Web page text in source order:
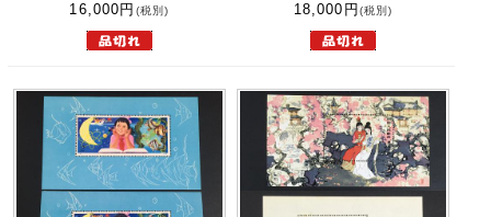
16,000 円 (税別) 18,000 円 (税別)